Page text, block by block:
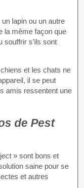
lapin ou un autre
la même façon que
souffrir s’ils sont
et les chats ne
il se peut
amis ressentent une
de Pest
» sont bons et
saine pour se
et autres